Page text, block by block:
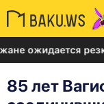
резкое
85 лет